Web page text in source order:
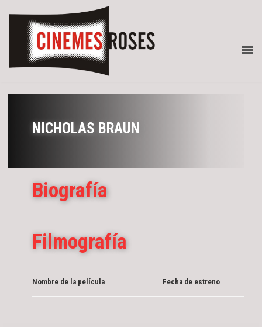
NICHOLAS BRAUN
Biografía
Filmografía
Nombre de la película Fecha de estreno